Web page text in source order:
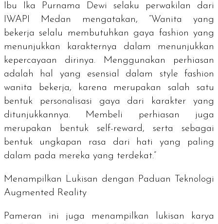
Ibu Ika Purnama Dewi selaku perwakilan dari
IWAPI Medan mengatakan, “Wanita yang
bekerja selalu membutuhkan gaya fashion yang
menunjukkan karakternya dalam menunjukkan
kepercayaan dirinya. Menggunakan perhiasan
adalah hal yang esensial dalam style fashion
wanita bekerja, karena merupakan salah satu
bentuk personalisasi gaya dari karakter yang
ditunjukkannya. Membeli perhiasan juga
merupakan bentuk self-reward , serta sebagai
bentuk ungkapan rasa dari hati yang paling
dalam pada mereka yang terdekat.”
Menampilkan Lukisan dengan Paduan Teknologi
Augmented Reality
Pameran ini juga menampilkan lukisan karya